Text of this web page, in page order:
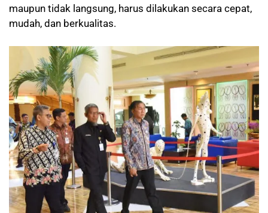
maupun tidak langsung, harus dilakukan secara cepat,
mudah, dan berkualitas.